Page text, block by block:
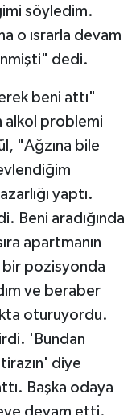
söyledim.
o ısrarla devam
dedi.
beni attı"
alkol problemi
"Ağzına bile
yaptı.
Beni aradığında
apartmanın
pozisyonda
ve beraber
oturuyordu.
'Bundan
diye
Başka odaya